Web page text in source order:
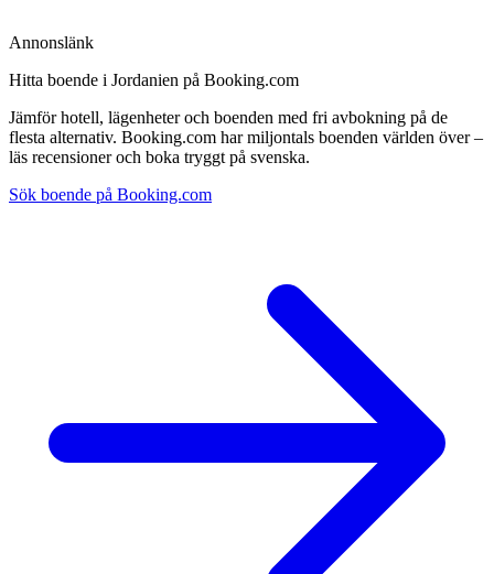
Annonslänk
Hitta boende i Jordanien på Booking.com
Jämför hotell, lägenheter och boenden med fri avbokning på de
flesta alternativ. Booking.com har miljontals boenden världen över –
läs recensioner och boka tryggt på svenska.
Sök boende på Booking.com